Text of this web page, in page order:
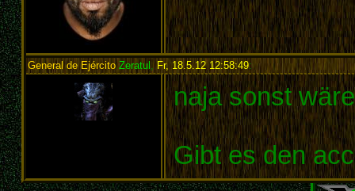
General de EjércitoZeratul, Fr, 18.5.12 12:58:49:
naja sonst
Gibt es den